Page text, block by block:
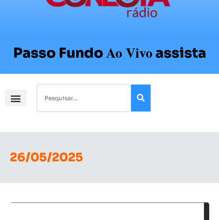
Passo FundoAo Vivoassista
26/05/2025